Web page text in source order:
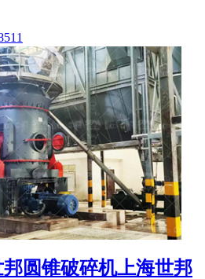
圆锥破碎机上海世邦